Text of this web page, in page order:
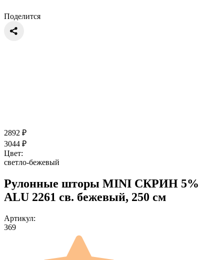
Поделится
2892 ₽
3044 ₽
Цвет:
светло-бежевый
Рулонные шторы MINI СКРИН 5%
ALU 2261 св. бежевый, 250 см
Артикул:
369